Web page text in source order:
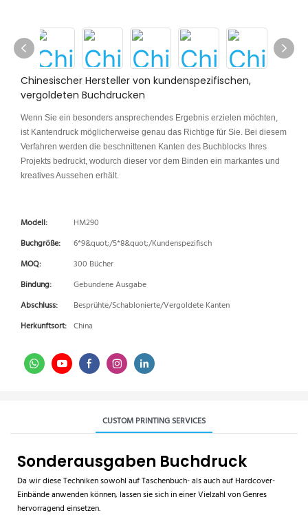
Chinesischer Hersteller von kundenspezifischen,
vergoldeten Buchdrucken
Wenn Sie ein besonders ansprechendes Ergebnis erzielen möchten,
ist Kantendruck möglicherweise genau das Richtige für Sie. Bei diesem
Verfahren werden die beschnittenen Kanten des Buchblocks Ihres
Projekts bedruckt, wodurch dieser vor dem Binden ein markantes und
kreatives Aussehen erhält.
Modell:
HM290
Buchgröße:
6*9&quot;/5*8&quot;/Kundenspezifisch
MOQ:
300 Bücher
Bindung:
Gebundene Ausgabe
Abschluss:
Besprühte/Schablonierte/Vergoldete Kanten
Herkunftsort: China
CUSTOM PRINTING SERVICES
Sonderausgaben Buchdruck
Da wir diese Techniken sowohl auf Taschenbuch- als auch auf Hardcover-
Einbände anwenden können, lassen sie sich in einer Vielzahl von Genres
hervorragend einsetzen.